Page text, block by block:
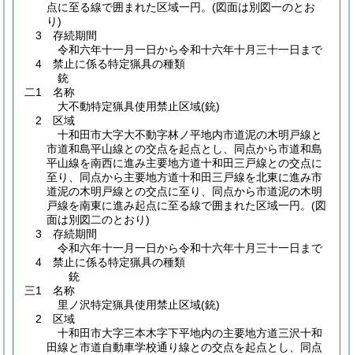
点に至る線で囲まれた区域一円。 (図面は別図一のとお
り)
3 存続期間
令和六年十一月一日から令和十六年十月三十一日まで
4 禁止に係る特定猟具の種類
銃
二1 名称
大不動特定猟具使用禁止区域(銃)
2 区域
十和田市大字大不動字林ノ平地内市道泥の木明戸線と
市道和島平山線との交点を起点とし、同点から市道和島
平山線を南西に進み主要地方道十和田三戸線との交点に
至り、同点から主要地方道十和田三戸線を北東に進み市
道泥の木明戸線との交点に至り、同点から市道泥の木明
戸線を南東に進み起点に至る線で囲まれた区域一円。 (図
面は別図二のとおり)
3 存続期間
令和六年十一月一日から令和十六年十月三十一日まで
4 禁止に係る特定猟具の種類
銃
三1 名称
里ノ沢特定猟具使用禁止区域(銃)
2 区域
十和田市大字三本木字下平地内の主要地方道三沢十和
田線と市道自動車学校通り線との交点を起点とし、同点